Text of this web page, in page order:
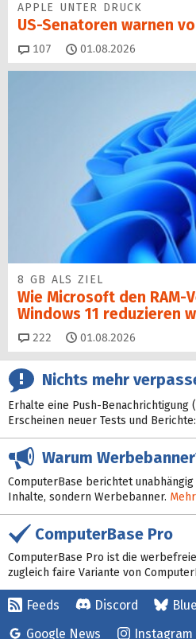
APPLE UNTER DRUCK
US-Senatoren warnen
107 Kommentare
01.08.2026
8 GB ALS ZIEL
Wie Microsoft den RAM-
Windows 11 reduzieren
222 Kommentare
01.08.2026
Nichts mehr
Erhalte eine Push-
Erscheinen neuer Tests und Berichte:
Warum
ComputerBase berichtet
Inhalte, sondern Werbebanner.
ComputerBase Pro
ComputerBase Pro ist die
zugleich faire Variante von
Feeds Discord
Google News
Instagram